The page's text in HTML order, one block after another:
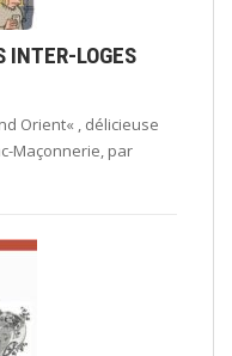
INTER-LOGES
Orient« , délicieuse
Maçonnerie, par